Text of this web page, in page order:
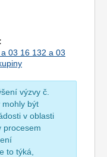
03 16 132 a 03
výzvy č.
mohly být
v oblasti
procesem
to týká,